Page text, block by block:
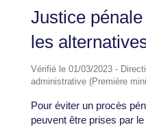
Justice
les
Vérifié le 01/03/2023 -
administrative (Première
Pour éviter un procès
peuvent être prises par